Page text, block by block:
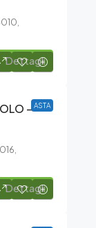
Dettagli
ASTA
–
Dettagli